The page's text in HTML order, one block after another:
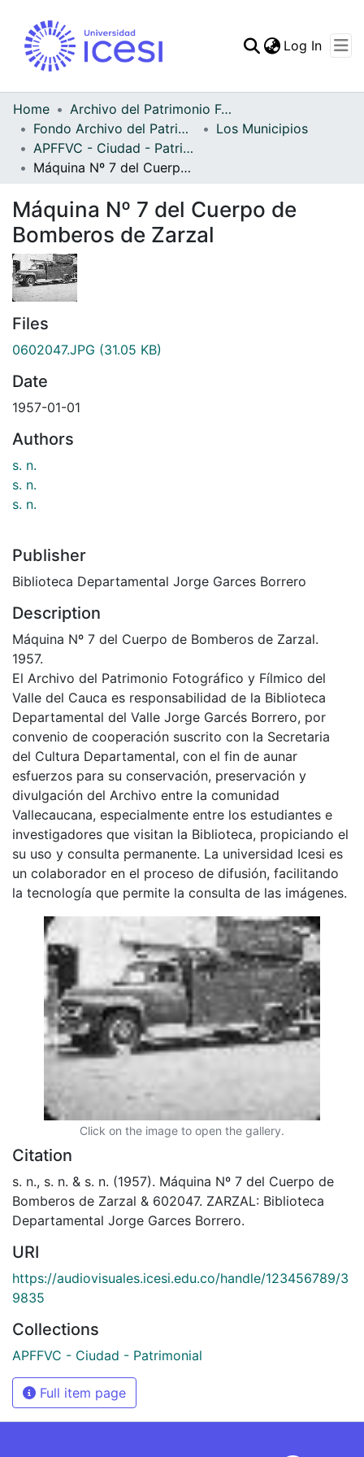
Statistics
Log In
Home
Archivo del Patrimonio Fotográfico y Fílmico del Valle del Cauca
Fondo Archivo del Patrimonio Fotográfico y Fílmico del Valle del Cauca
Los Municipios
APFFVC - Ciudad - Patrimonial
Máquina Nº 7 del Cuerpo de Bomberos de Zarzal
Máquina Nº 7 del Cuerpo de
Bomberos de Zarzal
Files
0602047.JPG (31.05 KB)
Date
1957-01-01
Authors
s. n.
s. n.
s. n.
Publisher
Biblioteca Departamental Jorge Garces Borrero
Description
Máquina Nº 7 del Cuerpo de Bomberos de Zarzal.
1957.
El Archivo del Patrimonio Fotográfico y Fílmico del
Valle del Cauca es responsabilidad de la Biblioteca
Departamental del Valle Jorge Garcés Borrero, por
convenio de cooperación suscrito con la Secretaria
del Cultura Departamental, con el fin de aunar
esfuerzos para su conservación, preservación y
divulgación del Archivo entre la comunidad
Vallecaucana, especialmente entre los estudiantes e
investigadores que visitan la Biblioteca, propiciando el
su uso y consulta permanente. La universidad Icesi es
un colaborador en el proceso de difusión, facilitando
la tecnología que permite la consulta de las imágenes.
Click on the image to open the gallery.
Citation
s. n., s. n. & s. n. (1957). Máquina Nº 7 del Cuerpo de
Bomberos de Zarzal & 602047. ZARZAL: Biblioteca
Departamental Jorge Garces Borrero.
URI
https://audiovisuales.icesi.edu.co/handle/123456789/3
9835
Collections
APFFVC - Ciudad - Patrimonial
Full item page